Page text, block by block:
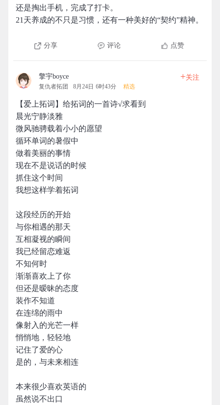
还是掏出手机，完成了打卡。
21天养成的不只是习惯，还有一种美好的“契约”精神。
分享 评论 点赞
擎宇boyce
复仇者拓团 8月24日 6时43分 精选
+关注
【爱上拓词】给拓词的一首诗√求看到
晨光宁静淡雅
微风驰骋载着小小的愿望
循环单词的暑假中
做着美丽的事情
现在不是说话的时候
抓住这个时间
我想这样学着拓词
这段经历的开始
与你相遇的那天
互相凝视的瞬间
我已经留恋难返
不知何时
渐渐喜欢上了你
但还是暧昧的态度
装作不知道
在连绵的雨中
像射入的光芒一样
悄悄地，轻轻地
记住了爱的心
是的，与未来相连
本来很少喜欢英语的
虽然说不出口